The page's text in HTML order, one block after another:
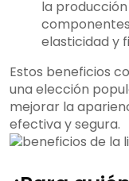
la
elasticidad y
Estos beneficios
una elección
mejorar la
efectiva y segura.